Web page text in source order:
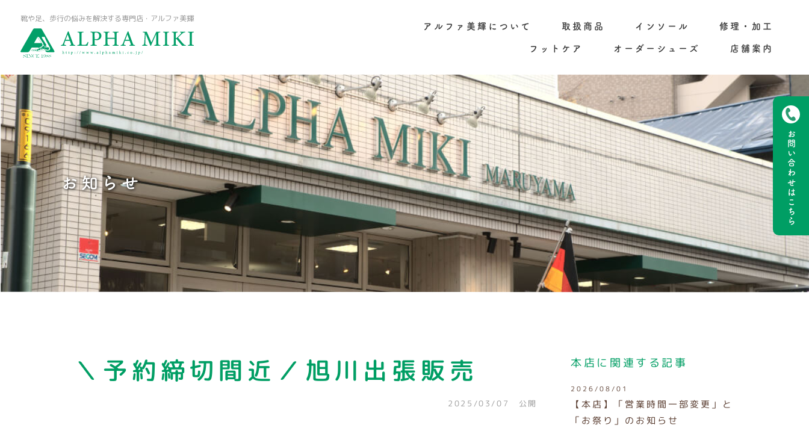
靴や足、歩行の悩みを解決する専門店・アルファ美輝
アルファ美輝について 取扱商品 インソール 修理・加工
フットケア オーダーシューズ 店舗案内
お問い合わせ
はこちら
お知らせ
＼予約締切間近／旭川出張販売
2025/03/07 公開
本店に関連する記事
2026/08/01
【本店】「営業時間一部変更」と
「お祭り」のお知らせ